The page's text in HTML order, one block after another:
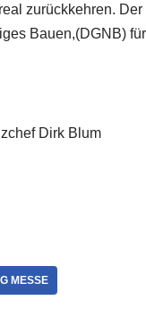
zurückkehren.
Bauen,(DGNB)
Dirk Blum
MESSE